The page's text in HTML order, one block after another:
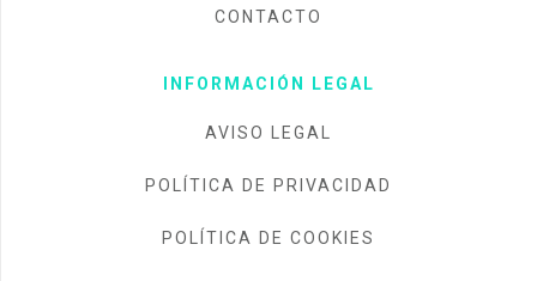
CONTACTO
INFORMACIÓN LEGAL
AVISO LEGAL
POLÍTICA DE PRIVACIDAD
POLÍTICA DE COOKIES